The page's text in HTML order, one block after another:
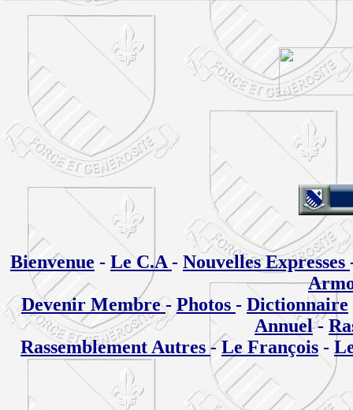
Bienvenue - Le C.A - Nouvelles Expresses
Devenir Membre- Photos - Dictionnaire
Annuel-
Rassemblement Autres -Le François -